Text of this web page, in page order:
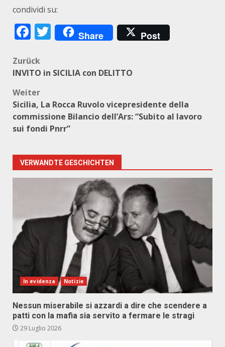
condividi su:
Facebook
Twitter
Share Post
Beitragsnavigation
Zurück
INVITO in SICILIA con DELITTO
Weiter
Sicilia, La Rocca Ruvolo vicepresidente della
commissione Bilancio dell’Ars: “Subito al lavoro
sui fondi Pnrr”
VERWANDTE GESCHICHTEN
In evidenza Notizie
Nessun miserabile si azzardi a dire che scendere a
patti con la mafia sia servito a fermare le stragi
29 Luglio 2026